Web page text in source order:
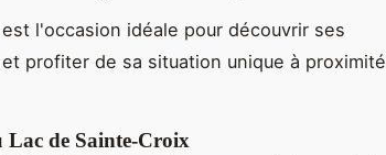
est l'occasion idéale pour découvrir ses
profiter de sa situation unique à proximité
Lac de Sainte-Croix